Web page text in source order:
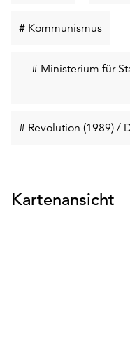
# Kommunismus
# Ministerium für
# Revolution (1989) /
Kartenansicht